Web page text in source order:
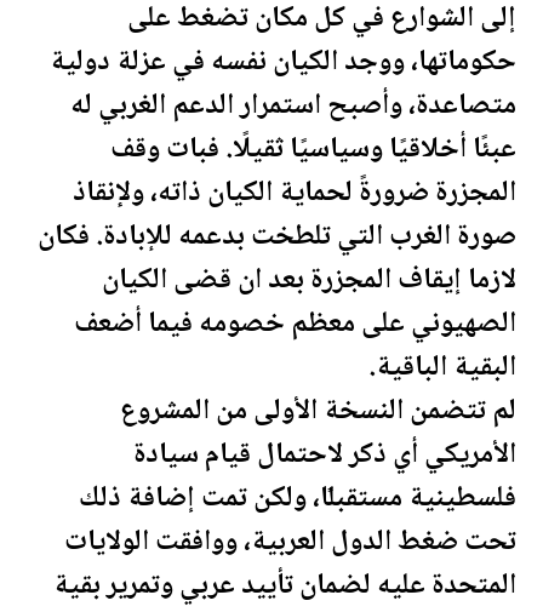
إلى الشوارع في كل مكان تضغط على
حكوماتها، ووجد الكيان نفسه في عزلة دولية
متصاعدة، وأصبح استمرار الدعم الغربي له
عبئًا أخلاقيًا وسياسيًا ثقيلًا. فبات وقف
المجزرة ضرورةً لحماية الكيان ذاته، ولإنقاذ
صورة الغرب التي تلطخت بدعمه للإبادة. فكان
لازما إيقاف المجزرة بعد ان قضى الكيان
الصهيوني على معظم خصومه فيما أضعف
البقية الباقية.
لم تتضمن النسخة الأولى من المشروع
الأمريكي أي ذكر لاحتمال قيام سيادة
فلسطينية مستقبلًا، ولكن تمت إضافة ذلك
تحت ضغط الدول العربية، ووافقتالولايات
المتحدةعليه لضمان تأييد عربي وتمرير بقية